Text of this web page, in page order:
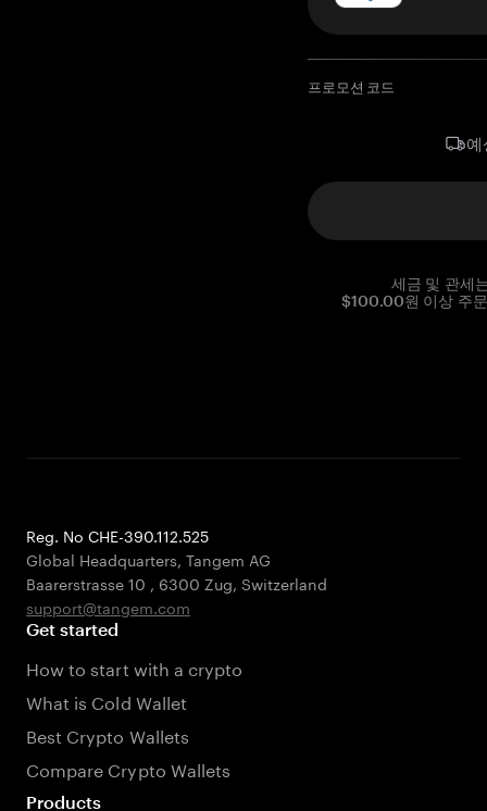
프로모션 코드
예
세금 및 관세
$100.00원 이상 주
Reg. No CHE-390.112.525
Global Headquarters, Tangem AG
Baarerstrasse 10 , 6300 Zug, Switzerland
support@tangem.com
Get started
How to start with a crypto
What is Cold Wallet
Best Crypto Wallets
Compare Crypto Wallets
Products